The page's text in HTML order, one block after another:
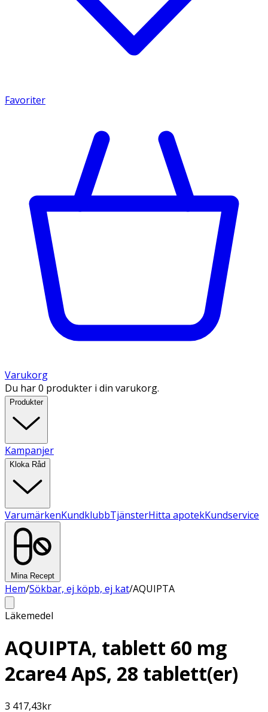
Favoriter
Varukorg
Du har 0 produkter i din varukorg.
Produkter
Kampanjer
Kloka Råd
VarumärkenKundklubbTjänsterHitta apotekKundservice
Mina Recept
Hem/Sökbar, ej köpb, ej kat/AQUIPTA
Läkemedel
AQUIPTA, tablett 60 mg
2care4 ApS, 28 tablett(er)
3 417,43kr